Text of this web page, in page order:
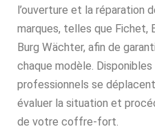
l’ouverture et la
marques, telles que Fichet,
Burg Wächter, afin de
chaque modèle.
professionnels se
évaluer la situation et
de votre coffre-fort.